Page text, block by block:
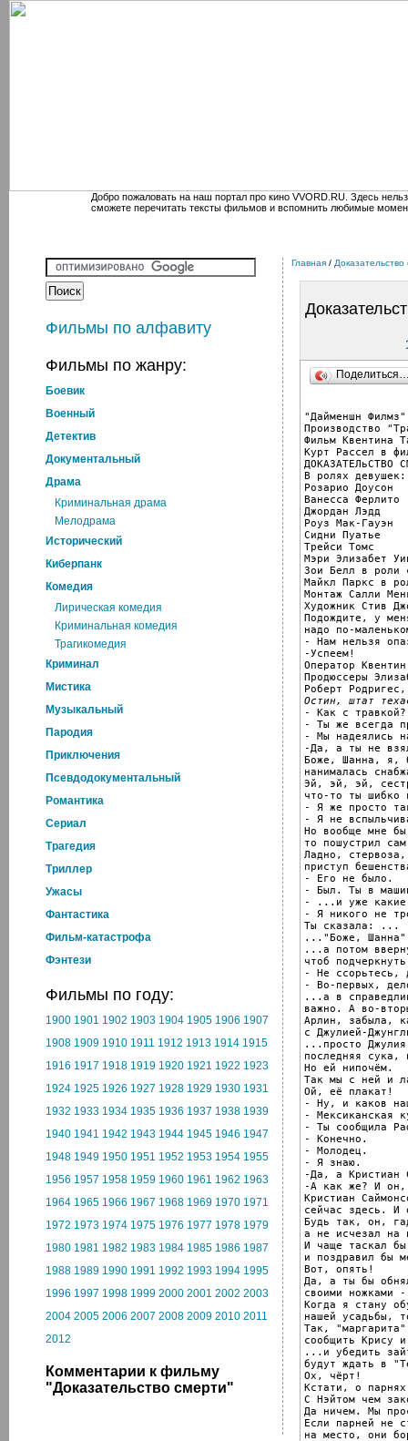
Добро пожаловать на наш портал про кино VVORD.RU. Здесь
сможете перечитать тексты фильмов и вспомнить любимые
Фильмы по алфавиту
Фильмы по жанру:
Боевик
Военный
Детектив
Документальный
Драма
Криминальная драма
Мелодрама
Исторический
Киберпанк
Комедия
Лирическая комедия
Криминальная комедия
Трагикомедия
Криминал
Мистика
Музыкальный
Пародия
Приключения
Псевдодокументальный
Романтика
Cериал
Трагедия
Триллер
Ужасы
Фантастика
Фильм-катастрофа
Фэнтези
Фильмы по году:
1900 1901 1902 1903 1904 1905 1906 1907
1908 1909 1910 1911 1912 1913 1914 1915
1916 1917 1918 1919 1920 1921 1922 1923
1924 1925 1926 1927 1928 1929 1930 1931
1932 1933 1934 1935 1936 1937 1938 1939
1940 1941 1942 1943 1944 1945 1946 1947
1948 1949 1950 1951 1952 1953 1954 1955
1956 1957 1958 1959 1960 1961 1962 1963
1964 1965 1966 1967 1968 1969 1970 1971
1972 1973 1974 1975 1976 1977 1978 1979
1980 1981 1982 1983 1984 1985 1986 1987
1988 1989 1990 1991 1992 1993 1994 1995
1996 1997 1998 1999 2000 2001 2002 2003
2004 2005 2006 2007 2008 2009 2010 2011
2012
Комментарии к фильму
"Доказательство смерти"
Главная / Доказательство
"Дайменшн
Производство
Фильм Квентина
Курт Рассел в
ДОКАЗАТЕЛьСТВО
В ролях девушек:
Розарио Доусон
Ванесса Ферлито
Джордан Лэдд
Роуз Мак-Гауэн
Сидни Пуатье
Трейси Томс
Мэри Элизабет
Зои Белл в роли
Майкл Паркс в
Монтаж Салли
Художник Стив
Подождите, у
надо по-
- Нам нельзя
-Успеем!
Оператор
Продюссеры
Остин, штат
- Как с травкой?
- Ты же всегда
- Мы надеялись
-Да, а ты не
Боже, Шанна, я,
нанималась
Эй, эй, эй,
что-то ты шибко
- Я же просто
- Я не
Но вообще мне
то пошустрил
Ладно,
приступ
- Его не было.
- Был. Ты в
- ...и уже
- Я никого не
Ты сказала: ...
..."Боже,
...а потом
чтоб
- Не ссорьтесь,
- Во-первых,
...а в
важно. А во-
Арлин, забыла,
с Джулией-
...просто
последняя
Но ей нипочём.
Так мы с ней и
Ой, её плакат!
- Ну, и каков
- Мексиканская
- Ты сообщила
- Конечно.
- Молодец.
- Я знаю.
-Да, а Кристиан
-А как же? И он,
Кристиан
сейчас здесь. И
Будь так, он,
а не исчезал на
И чаще таскал
и поздравил бы
Вот, опять!
Да, а ты бы
своими ножками
Когда я стану
нашей усадьбы,
Так,
сообщить Крису
...и убедить
будут ждать в
Ох, чёрт!
Кстати, о
С Нэйтом чем
Да ничем. Мы
Если парней не
на место, они